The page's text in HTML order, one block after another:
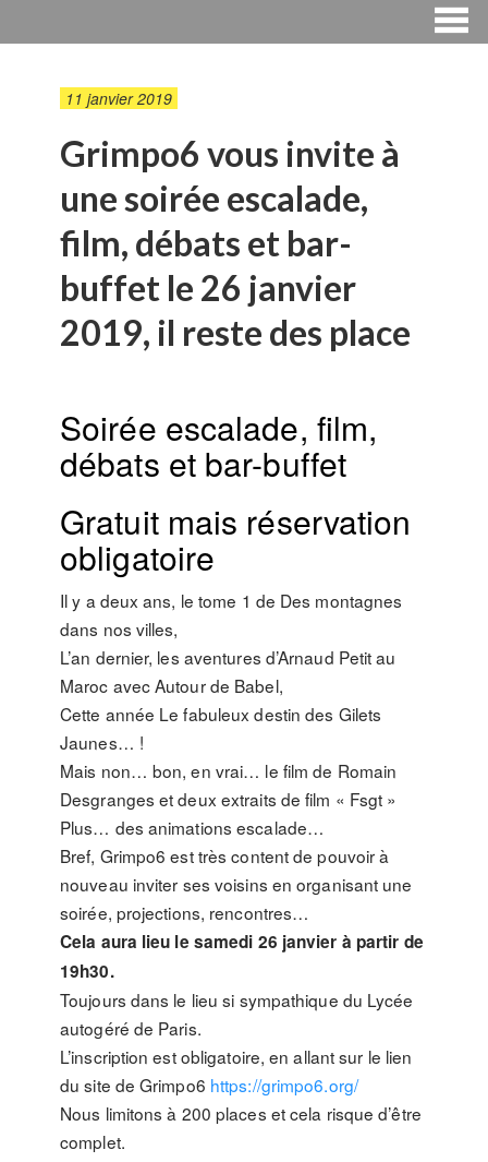
11 janvier 2019
Grimpo6 vous invite à
une soirée escalade,
film, débats et bar-
buffet le 26 janvier
2019, il reste des place
Soirée escalade, film,
débats et bar-buffet
Gratuit mais réservation
obligatoire
Il y a deux ans, le tome 1 de Des montagnes
dans nos villes,
L’an dernier, les aventures d’Arnaud Petit au
Maroc avec Autour de Babel,
Cette année Le fabuleux destin des Gilets
Jaunes… !
Mais non… bon, en vrai… le film de Romain
Desgranges et deux extraits de film « Fsgt »
Plus… des animations escalade…
Bref, Grimpo6 est très content de pouvoir à
nouveau inviter ses voisins en organisant une
soirée, projections, rencontres…
Cela aura lieu le samedi 26 janvier à partir de
19h30.
Toujours dans le lieu si sympathique du Lycée
autogéré de Paris.
L’inscription est obligatoire, en allant sur le lien
du site de Grimpo6 https://grimpo6.org/
Nous limitons à 200 places et cela risque d’être
complet.